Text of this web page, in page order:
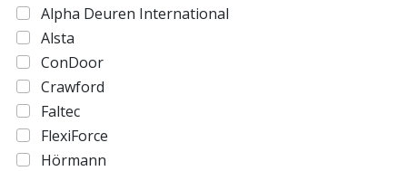
Alpha Deuren International
Alsta
ConDoor
Crawford
Faltec
FlexiForce
Hörmann